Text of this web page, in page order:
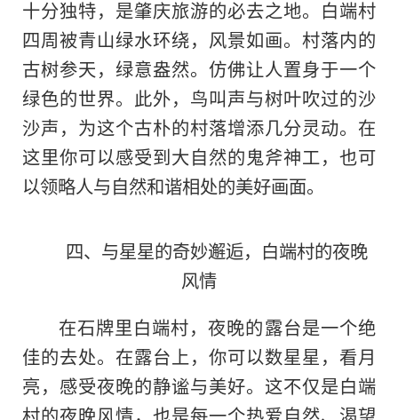
十分独特，是肇庆旅游的必去之地。白端村
四周被青山绿水环绕，风景如画。村落内的
古树参天，绿意盎然。仿佛让人置身于一个
绿色的世界。此外，鸟叫声与树叶吹过的沙
沙声，为这个古朴的村落增添几分灵动。在
这里你可以感受到大自然的鬼斧神工，也可
以领略人与自然和谐相处的美好画面。
四、与星星的奇妙邂逅，白端村的夜晚
风情
在石牌里白端村，夜晚的露台是一个绝
佳的去处。在露台上，你可以数星星，看月
亮，感受夜晚的静谧与美好。这不仅是白端